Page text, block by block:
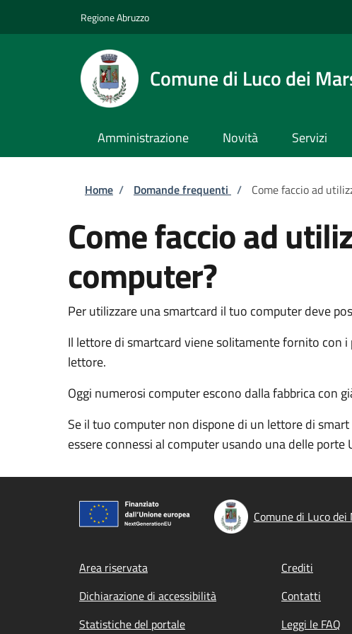
Regione Abruzzo
Comune di Luco dei
Amministrazione Novità Servizi
Briciole di pane
Home / Domande frequenti / Come faccio ad
Come faccio ad
computer?
Per utilizzare una smartcard il tuo computer deve
Il lettore di smartcard viene solitamente fornito con
lettore.
Oggi numerosi computer escono dalla fabbrica con
Se il tuo computer non dispone di un lettore di
essere connessi al computer usando una delle porte
Comune di Luco dei
Footer menu
Area riservata Crediti
Dichiarazione di accessibilità
Contatti
Statistiche del portale
Leggi le FAQ